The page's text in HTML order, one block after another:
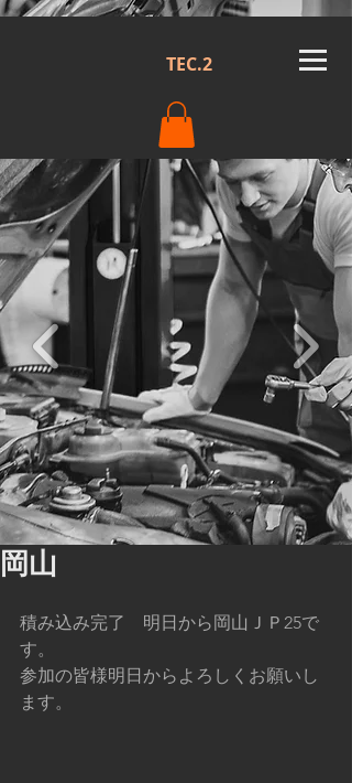
TEC.2
岡山
積み込み完了　明日から岡山ＪＰ25で
す。
参加の皆様明日からよろしくお願いし
ます。